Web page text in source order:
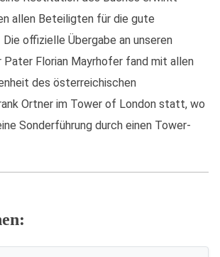
allen Beteiligten für die gute
offizielle Übergabe an unseren
Florian Mayrhofer fand mit allen
des österreichischen
Ortner im Tower of London statt, wo
Sonderführung durch einen Tower-